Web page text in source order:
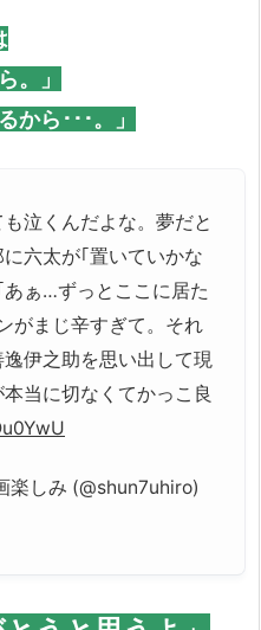
。」
から･･･。」
泣くんだよな。夢だと
六太が｢置いていかな
ぁ…ずっとここに居た
がまじ辛すぎて。それ
伊之助を思い出して現
当に切なくてかっこ良
楽しみ (@shun7uhiro)